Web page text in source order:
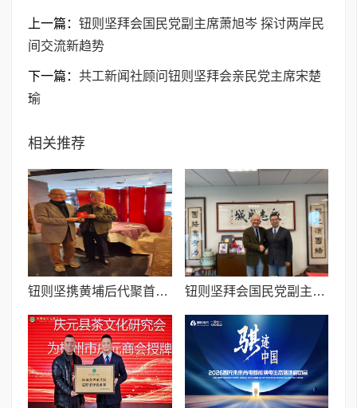
上一篇： 钮则坚拜会国民党副主席萧旭岑 探讨两岸民
间交流新趋势
下一篇： 共工新闻社顾问钮则坚拜会亲民党主席宋楚
瑜
相关推荐
钮则坚携黄埔后代聚首台北 延续抗战与黄埔精神 钮则坚拜会国民党副主席萧旭岑 探讨两岸民间交流新趋势